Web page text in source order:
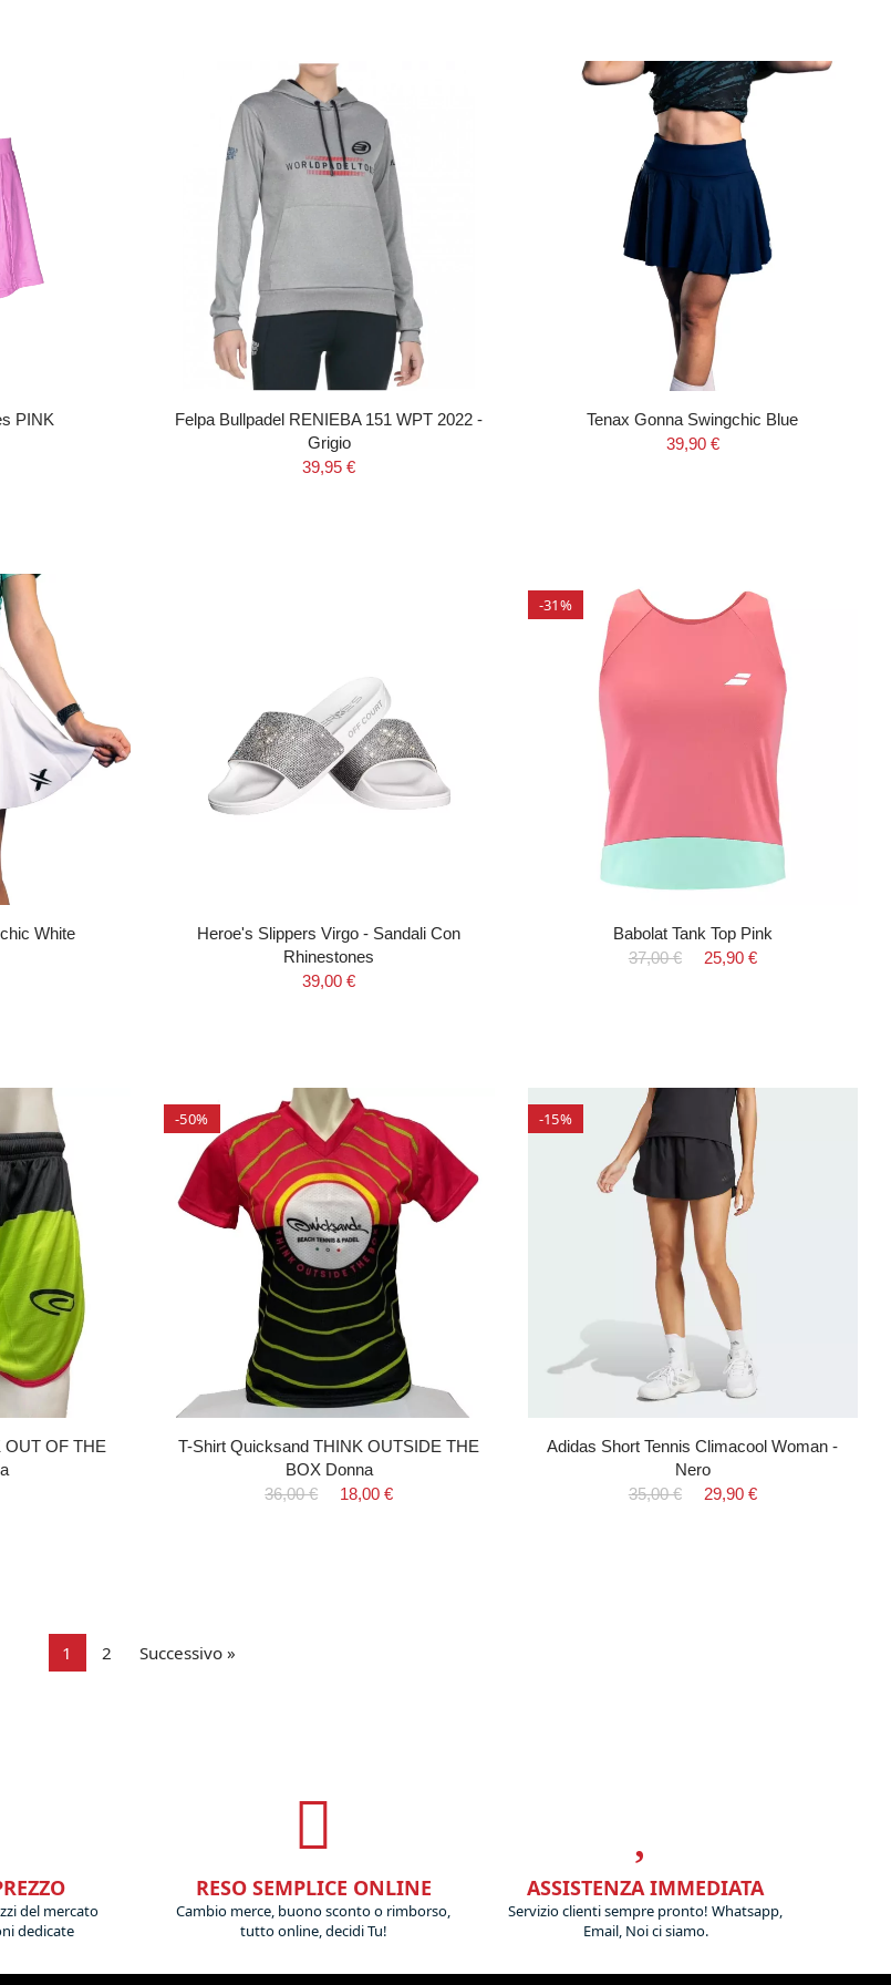
PINK
Felpa Bullpadel RENIEBA 151 WPT 2022 -
Grigio
39,95 €
Tenax Gonna Swingchic Blue
39,90 €
White
Heroe's Slippers Virgo - Sandali Con
Rhinestones
39,00 €
-31%
Babolat Tank Top Pink
37,00 €
25,90 €
OUT OF THE
-50%
T-Shirt Quicksand THINK OUTSIDE THE
BOX Donna
36,00 €
18,00 €
-15%
Adidas Short Tennis Climacool Woman -
Nero
35,00 €
29,90 €
1 2 Successivo »
del mercato
dedicate
RESO SEMPLICE ONLINE
Cambio merce, buono sconto o rimborso,
tutto online, decidi Tu!
ASSISTENZA IMMEDIATA
Servizio clienti sempre pronto! Whatsapp,
Email, Noi ci siamo.